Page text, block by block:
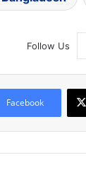
Follow Us
Facebook